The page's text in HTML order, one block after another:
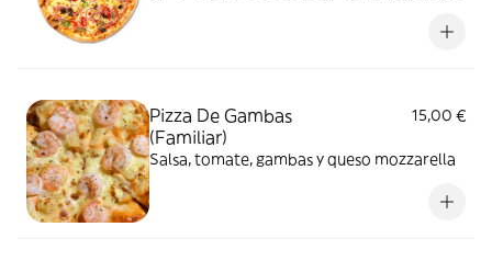
Pizza De Gambas
(Familiar)
15,00 €
Salsa, tomate, gambas y queso mozzarella